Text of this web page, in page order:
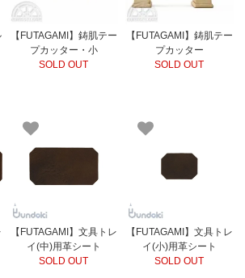
【FUTAGAMI】鋳肌テー
プカッター・小
SOLD OUT
【FUTAGAMI】鋳肌テー
プカッター
SOLD OUT
【FUTAGAMI】文具トレ
イ(中)用革シート
SOLD OUT
【FUTAGAMI】文具トレ
イ(小)用革シート
SOLD OUT